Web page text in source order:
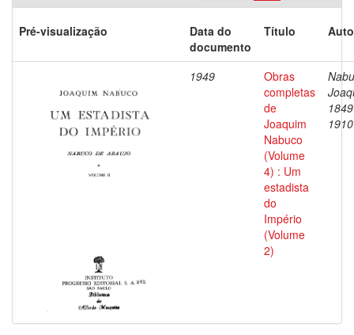
Pré-visualização
Data do
documento
Título
1949
Obras
completas
de
Joaquim
Nabuco
(Volume
4) : Um
estadista
do
Império
(Volume
2)
1910